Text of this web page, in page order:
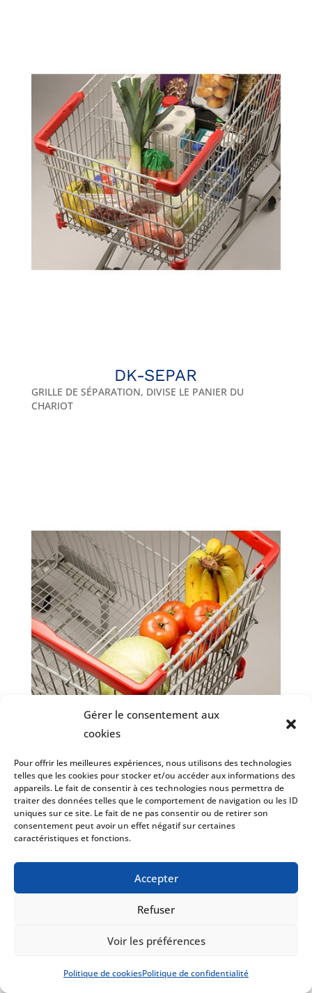
Gérer le consentement aux
cookies
Pour offrir les meilleures expériences, nous utilisons des technologies
telles que les cookies pour stocker et/ou accéder aux informations des
appareils. Le fait de consentir à ces technologies nous permettra de
traiter des données telles que le comportement de navigation ou les ID
uniques sur ce site. Le fait de ne pas consentir ou de retirer son
consentement peut avoir un effet négatif sur certaines
caractéristiques et fonctions.
Accepter
Refuser
Voir les préférences
Politique de cookiesPolitique de confidentialité
DK-SEPAR
GRILLE DE SÉPARATION, DIVISE LE PANIER DU
CHARIOT
DK-FBASKET
CHARIOTS DE MAGASINAGE DE TYPE DK14, DK15 ET
Couleur :Gris